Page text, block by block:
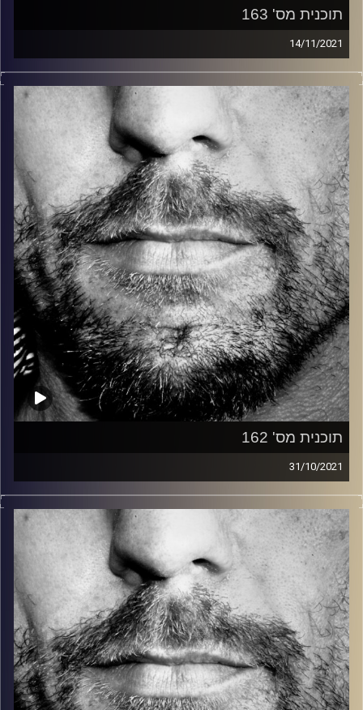
תוכנית מס' 163
14/11/2021
זיפים, מוזיקה מחוספסת של הופעות חיות. הרבה ג'אם, רוק,
בלוז, bluegrass, ג'אז, Fאנק, פרוגרסיב ואפילו אלקטרוניקה.
כל מה שחי, אמיתי ונושם.
עם שמוליק רגב.
קרדיט תמונות: David Goehring
תוכנית מס' 162
31/10/2021
זיפים, מוזיקה מחוספסת של הופעות חיות. הרבה ג'אם, רוק,
בלוז, bluegrass, ג'אז, Fאנק, פרוגרסיב ואפילו אלקטרוניקה.
כל מה שחי, אמיתי ונושם.
עם שמוליק רגב.
קרדיט תמונות: David Goehring